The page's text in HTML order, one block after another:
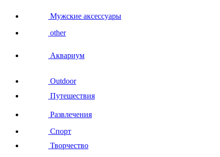
Мужские аксессуары
other
Аквариум
Outdoor
Путешествия
Развлечения
Спорт
Творчество